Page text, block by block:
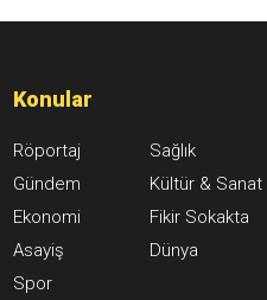
Konular
Röportaj
Gündem
Ekonomi
Asayiş
Spor
Sağlık
Kültür & Sanat
Fikir Sokakta
Dünya